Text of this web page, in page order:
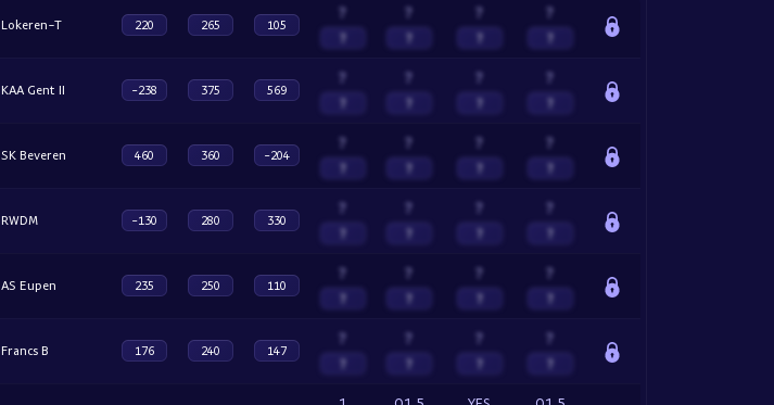
Lokeren-T 220 265 105
? ? ? ?
KAA Gent II -238 375 569
? ? ? ?
SK Beveren 460 360 -204
? ? ? ?
RWDM -130 280 330
? ? ? ?
AS Eupen 235 250 110
? ? ? ?
Francs B 176 240 147
? ? ? ?